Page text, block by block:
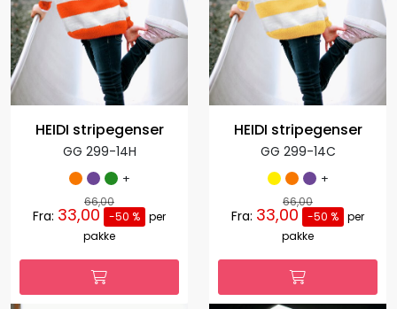
HEIDI stripegenser
GG 299-14H
+
66,00
Fra: 33,00 -50 % per
pakke
HEIDI stripegenser
GG 299-14C
+
66,00
Fra: 33,00 -50 % per
pakke